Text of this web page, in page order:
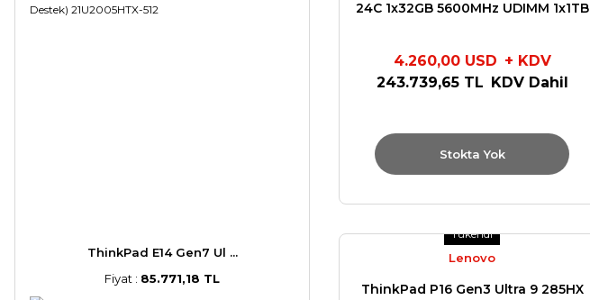
ThinkPad E14 Gen7 Ul ...
Fiyat : 85.771,18 TL
24C 1x32GB 5600MHz UDIMM 1x1TB
4.260,00 USD + KDV
243.739,65 TL KDV Dahil
Stokta Yok
Tükendi
Lenovo
ThinkPad P16 Gen3 Ultra 9 285HX